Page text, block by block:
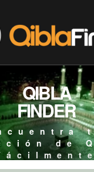
QIBLA
FINDER
de